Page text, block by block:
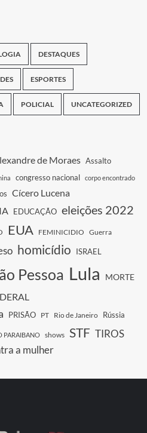
DESTAQUES
ESPORTES
POLICIAL UNCATEGORIZED
de Moraes Assalto
congresso nacional corpo encontrado
Cícero Lucena
EDUCAÇÃO eleições 2022
EUA FEMINICIDIO Guerra
homicídio ISRAEL
Pessoa Lula MORTE
PRISÃO PT Rio de Janeiro Rússia
PARAIBANO shows STF TIROS
a mulher